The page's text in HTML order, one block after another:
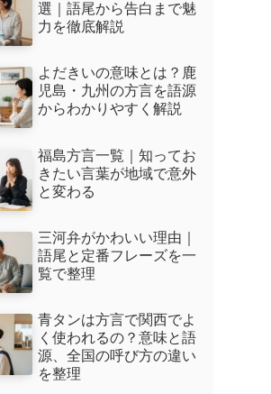
選｜語尾から告白まで魅
力を徹底解説
よだきいの意味とは？鹿
児島・九州の方言を語源
からわかりやすく解説
福島方言一覧｜知ってお
きたい言葉が地域で意外
と変わる
三河弁がかわいい理由｜
語尾と定番フレーズを一
覧で整理
青タンは方言で関西でよ
く使われるの？意味と語
源、全国の呼び方の違い
を整理